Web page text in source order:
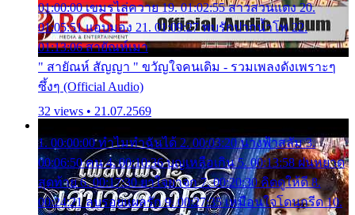
01:00:00 เขมรไล่ควาย 19. 01:02:55 สาวสวนแตง 20.
01:05:51 แอบมอง 21. 01:09:27 พบรักปากน้ำโพ 22.
01:13:06 สายัณห์เมา
" สายัณห์ สัญญา " ขวัญใจคนเดิม - รวมเพลงดังเพราะๆ
ซึ้งๆ (Official Audio)
32 views • 21.07.2569
1. 00:00:00 ทำไมทำฉันได้ 2. 00:03:20 นางฟ้าสลัม 3.
00:06:50 คน 4. 00:10:36 บุญเหลือเกิน 5. 00:13:58 ฝนหยาด
สุดท้าย 6. 00:17:30 ยาใจยาจก 7. 00:20:30 คิดดูให้ดี 8.
00:24:21 ลบรอยแผลรัก 9. 00:27:35 เหมือนใจโดนกรีด 10.